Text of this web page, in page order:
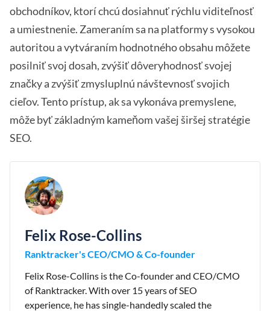
obchodníkov, ktorí chcú dosiahnuť rýchlu viditeľnosť
a umiestnenie. Zameraním sa na platformy s vysokou
autoritou a vytváraním hodnotného obsahu môžete
posilniť svoj dosah, zvýšiť dôveryhodnosť svojej
značky a zvýšiť zmysluplnú návštevnosť svojich
cieľov. Tento prístup, ak sa vykonáva premyslene,
môže byť základným kameňom vašej širšej stratégie
SEO.
Felix Rose-Collins
Ranktracker's CEO/CMO & Co-founder
Felix Rose-Collins is the Co-founder and CEO/CMO
of Ranktracker. With over 15 years of SEO
experience, he has single-handedly scaled the